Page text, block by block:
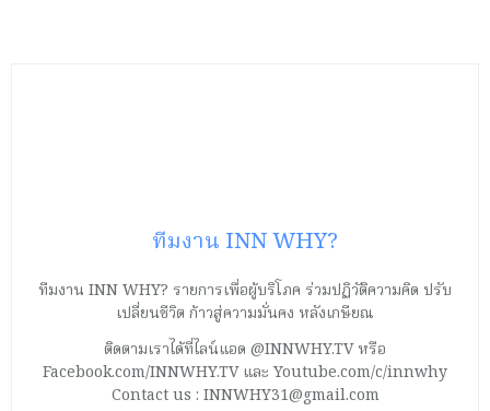
ทีมงาน INN WHY?
ทีมงาน INN WHY? รายการเพื่อผู้บริโภค ร่วมปฏิวัติความคิด ปรับ
เปลี่ยนชีวิต ก้าวสู่ความมั่นคง หลังเกษียณ
ติดตามเราได้ที่ไลน์แอด @INNWHY.TV หรือ
Facebook.com/INNWHY.TV และ Youtube.com/c/innwhy
Contact us : INNWHY31@gmail.com